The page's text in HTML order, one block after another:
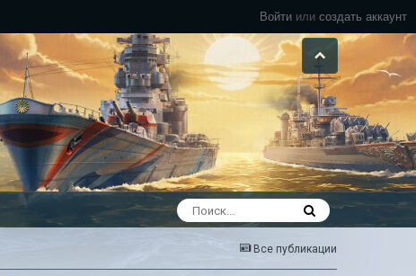
Войти или создать аккаунт
Все публикации